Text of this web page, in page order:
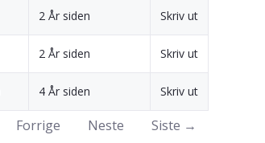
2 År siden Skriv ut
2 År siden Skriv ut
4 År siden Skriv ut
Forrige Neste Siste →